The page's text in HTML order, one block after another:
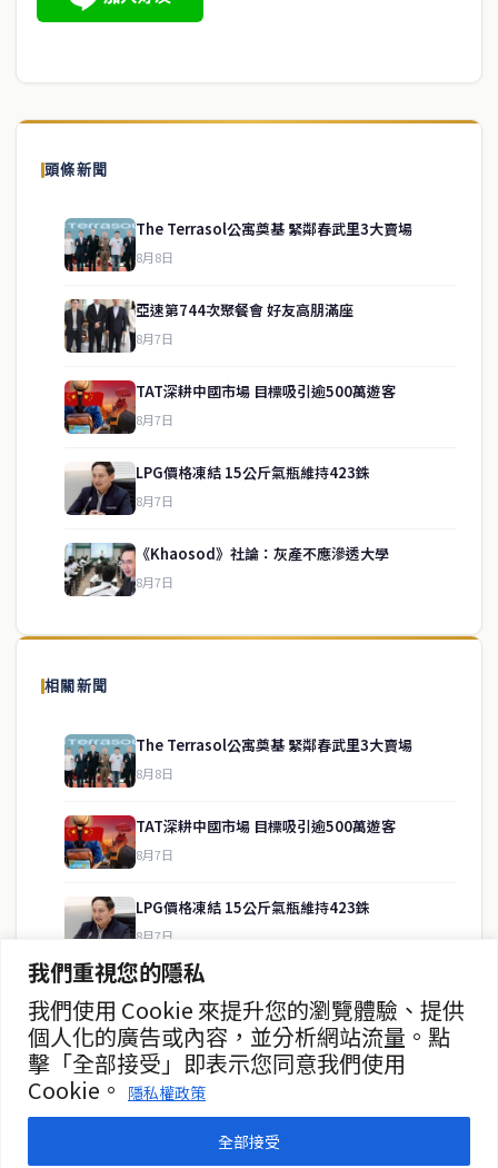
我們重視您的隱私
我們使用 Cookie 來提升您的瀏覽體驗、提供
個人化的廣告或內容，並分析網站流量。點
擊「全部接受」即表示您同意我們使用
Cookie。
隱私權政策
全部接受
頭條新聞
The Terrasol公寓奠基 緊鄰春武里3大賣場
8月8日
亞速第744次聚餐會 好友高朋滿座
8月7日
TAT深耕中國市場 目標吸引逾500萬遊客
8月7日
LPG價格凍結 15公斤氣瓶維持423銖
8月7日
《Khaosod》社論：灰產不應滲透大學
8月7日
相關新聞
The Terrasol公寓奠基 緊鄰春武里3大賣場
8月8日
TAT深耕中國市場 目標吸引逾500萬遊客
8月7日
LPG價格凍結 15公斤氣瓶維持423銖
8月7日
泰緬商務論壇2026 目標120億美元
8月7日
政府儲蓄債券超額認購8.2倍
8月7日
關於我們
泰國中文新聞（TCN）是一家總部設於曼谷的中文新聞媒體，致力於
供即時、客觀、多元的中文新聞內容。
房地產
聯絡資訊
歡迎來信洽詢合作事宜
或提供新聞線索
service@thaichinesenews.com
service@thaichinesenews.com